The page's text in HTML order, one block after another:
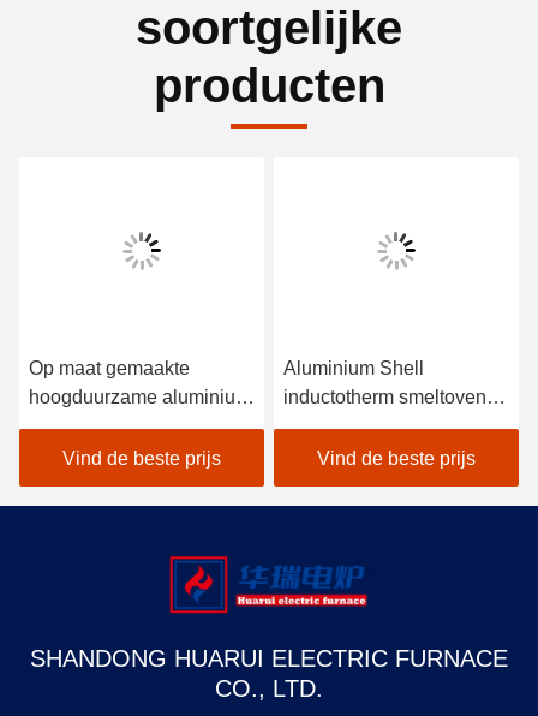
soortgelijke
producten
Op maat gemaakte
hoogduurzame aluminium
schelpoven Gemakkelijk
te bedienen
Energiebesparend
Vind de beste prijs
Aluminium Shell
inductotherm smeltoven
Hoge veiligheid
Vind de beste prijs
SHANDONG HUARUI ELECTRIC FURNACE
CO., LTD.